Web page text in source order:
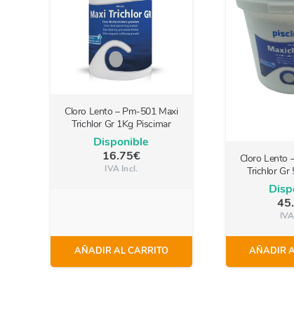
Cloro Lento – Pm-501 Maxi
Trichlor Gr 1Kg Piscimar
Disponible
16.75€
IVA Incl.
AÑADIR AL CARRITO
Cloro Lento
Trichlor Gr
AÑADIR